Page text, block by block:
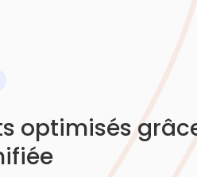
optimisés